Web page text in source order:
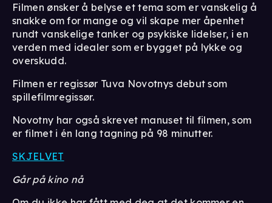
Filmen ønsker å belyse et tema som er vanskelig å
snakke om for mange og vil skape mer åpenhet
rundt vanskelige tanker og psykiske lidelser, i en
verden med idealer som er bygget på lykke og
overskudd.
Filmen er regissør Tuva Novotnys debut som
spillefilmregissør.
Novotny har også skrevet manuset til filmen, som
er filmet i én lang tagning på 98 minutter.
SKJELVET
Går på kino nå